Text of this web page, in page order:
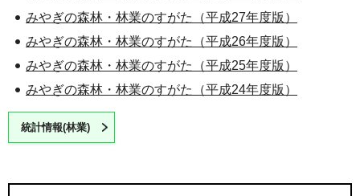
みやぎの森林・林業のすがた（平成27年度版）
みやぎの森林・林業のすがた（平成26年度版）
みやぎの森林・林業のすがた（平成25年度版）
みやぎの森林・林業のすがた（平成24年度版）
統計情報(林業)